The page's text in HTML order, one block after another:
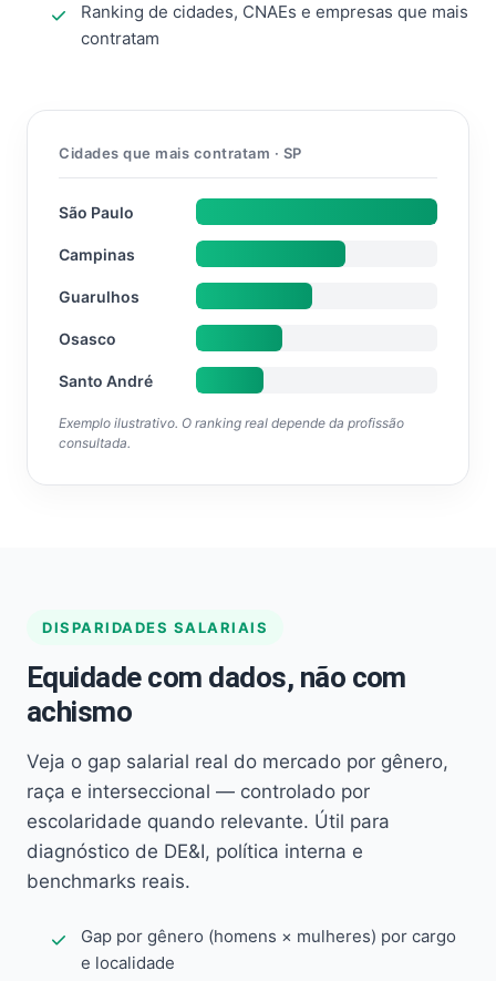
Ranking de cidades, CNAEs e empresas que mais
contratam
Cidades que mais contratam · SP
São Paulo
Campinas
Guarulhos
Osasco
Santo André
Exemplo ilustrativo. O ranking real depende da profissão
consultada.
DISPARIDADES SALARIAIS
Equidade com dados, não com
achismo
Veja o gap salarial real do mercado por gênero,
raça e interseccional — controlado por
escolaridade quando relevante. Útil para
diagnóstico de DE&I, política interna e
benchmarks reais.
Gap por gênero (homens × mulheres) por cargo
e localidade